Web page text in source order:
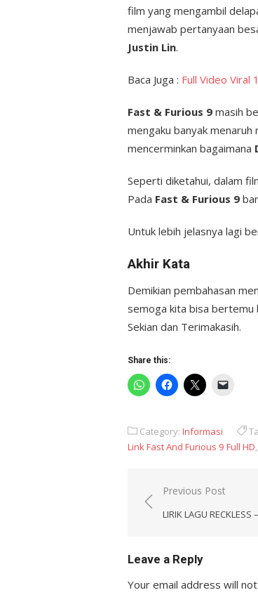
film yang mengambil
menjawab pertanyaan
Justin Lin.
Baca Juga : Full Video Viral
Fast & Furious 9 masih
mengaku banyak menaruh
mencerminkan bagaimana
Seperti diketahui, dalam
Pada Fast & Furious 9
Untuk lebih jelasnya lagi
Akhir Kata
Demikian pembahasan
semoga kita bisa bertemu
Sekian dan Terimakasih.
Share this:
Category: Informasi
Link Fast And Furious 9 Full HD,
Post
navigation
Previous Post
LIRIK LAGU RECKLESS
Leave a Reply
Your email address will